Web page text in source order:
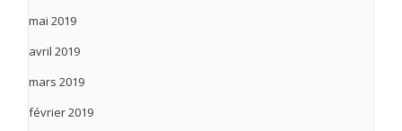
mai 2019
avril 2019
mars 2019
février 2019